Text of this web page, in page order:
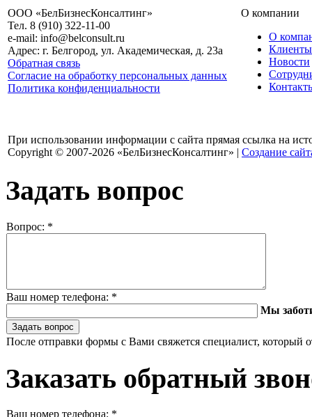
ООО «БелБизнесКонсалтинг»
Тел. 8 (910) 322-11-00
e-mail: info@belconsult.ru
Адрес: г. Белгород, ул. Академическая, д. 23а
Обратная связь
Согласие на обработку персональных данных
Политика конфиденциальности
О компании
О
Клиенты
Новости
При использовании информации с сайта прямая ссылка на
Copyright © 2007-2026 «БелБизнесКонсалтинг» | Создание
Задать вопрос
Вопрос: *
Ваш номер телефона: *
Мы
После отправки формы с Вами свяжется специалист, который
Заказать обратный
Ваш номер телефона: *